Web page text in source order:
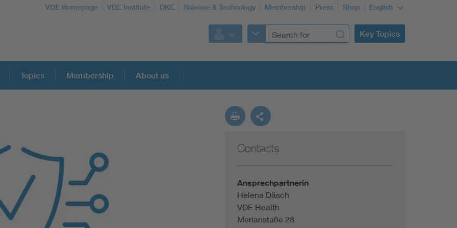
VDE Homepage VDE Institute DKE Science & Technology Membership Press Shop English
Key Topics
Artificial Intelligence
Consumer protection
Defense
Topics Membership About us
Contacts
Ansprechpartnerin
Helena Däsch
VDE Health
Merianstaße 28